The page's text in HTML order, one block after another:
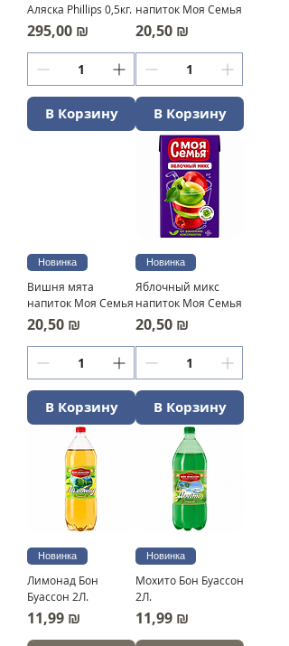
Аляска Phillips 0,5кг.
Цена
295,00 ₪
В Корзину
напиток Моя Семья
Цена
20,50 ₪
В Корзину
Новинка
Вишня мята
напиток Моя Семья
Цена
20,50 ₪
В Корзину
Новинка
Яблочный микс
напиток Моя Семья
Цена
20,50 ₪
В Корзину
Новинка
Лимонад Бон
Буассон 2Л.
Цена
11,99 ₪
Новинка
Мохито Бон Буассон
2Л.
Цена
11,99 ₪